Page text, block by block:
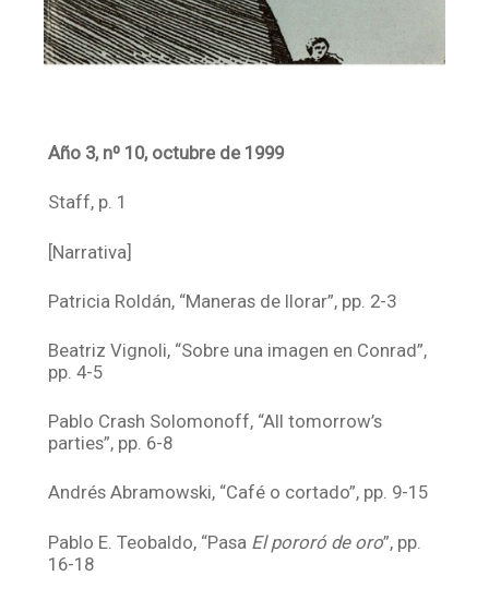
Año 3, nº 10, octubre de 1999
Staff, p. 1
[Narrativa]
Patricia Roldán, “Maneras de llorar”, pp. 2-3
Beatriz Vignoli, “Sobre una imagen en Conrad”,
pp. 4-5
Pablo Crash Solomonoff, “All tomorrow’s
parties”, pp. 6-8
Andrés Abramowski, “Café o cortado”, pp. 9-15
Pablo E. Teobaldo, “Pasa El pororó de oro”, pp.
16-18